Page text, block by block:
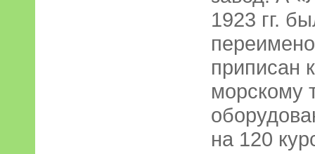
1923 гг.
приписан
морскому
на 120